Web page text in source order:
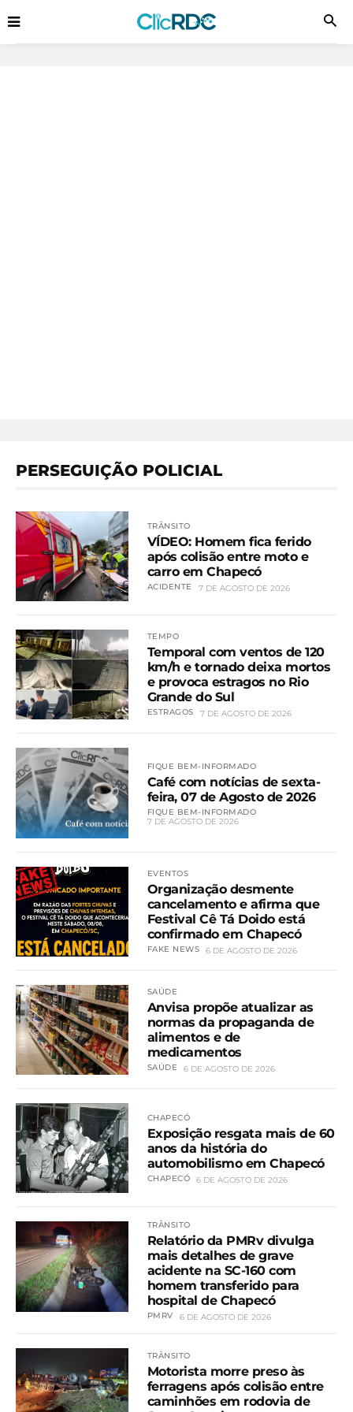
PERSEGUIÇÃO POLICIAL
TRÂNSITO
VÍDEO: Homem fica ferido
após colisão entre moto e
carro em Chapecó
ACIDENTE 7 DE AGOSTO DE 2026
TEMPO
Temporal com ventos de 120
km/h e tornado deixa mortos
e provoca estragos no Rio
Grande do Sul
ESTRAGOS 7 DE AGOSTO DE 2026
FIQUE BEM-INFORMADO
Café com notícias de sexta-
feira, 07 de Agosto de 2026
FIQUE BEM-INFORMADO
7 DE AGOSTO DE 2026
EVENTOS
Organização desmente
cancelamento e afirma que
Festival Cê Tá Doido está
confirmado em Chapecó
FAKE NEWS 6 DE AGOSTO DE 2026
SAÚDE
Anvisa propõe atualizar as
normas da propaganda de
alimentos e de
medicamentos
SAÚDE 6 DE AGOSTO DE 2026
CHAPECÓ
Exposição resgata mais de 60
anos da história do
automobilismo em Chapecó
CHAPECÓ 6 DE AGOSTO DE 2026
TRÂNSITO
Relatório da PMRv divulga
mais detalhes de grave
acidente na SC-160 com
homem transferido para
hospital de Chapecó
PMRV 6 DE AGOSTO DE 2026
TRÂNSITO
Motorista morre preso às
ferragens após colisão entre
caminhões em rodovia de